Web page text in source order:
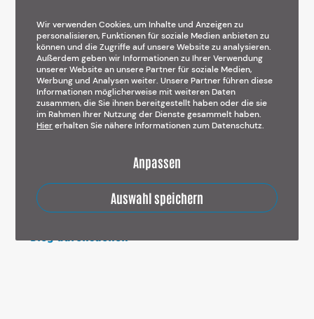
Patrick Hofstadt
Seit über 12 Jahren widme ich
Frage: Was macht den Erfolg eines
Angebots aus?
Wir verwenden Cookies, um Inhalte und Anzeigen zu
personalisieren, Funktionen für soziale Medien anbieten zu
können und die Zugriffe auf unsere Website zu analysieren.
Außerdem geben wir Informationen zu Ihrer Verwendung
unserer Website an unsere Partner für soziale Medien,
Werbung und Analysen weiter. Unsere Partner führen diese
Informationen möglicherweise mit weiteren Daten
zusammen, die Sie ihnen bereitgestellt haben oder die sie
im Rahmen Ihrer Nutzung der Dienste gesammelt haben.
Hiererhalten Sie nähere Informationen zum Datenschutz.
Anpassen
Auswahl speichern